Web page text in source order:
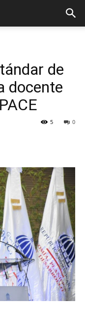
de
docente
0
5